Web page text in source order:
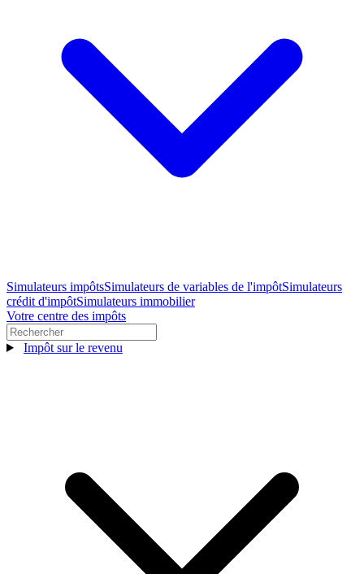
Simulateurs impôtsSimulateurs de variables de l'impôtSimulateurs
crédit d'impôtSimulateurs immobilier
Votre centre des impôts
Impôt sur le revenu